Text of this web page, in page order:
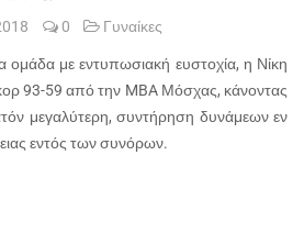
0 Γυναίκες
ομάδα με εντυπωσιακή ευστοχία, η Νίκη
93-59 από την MBA Μόσχας, κάνοντας
μεγαλύτερη, συντήρηση δυνάμεων εν
εντός των συνόρων.